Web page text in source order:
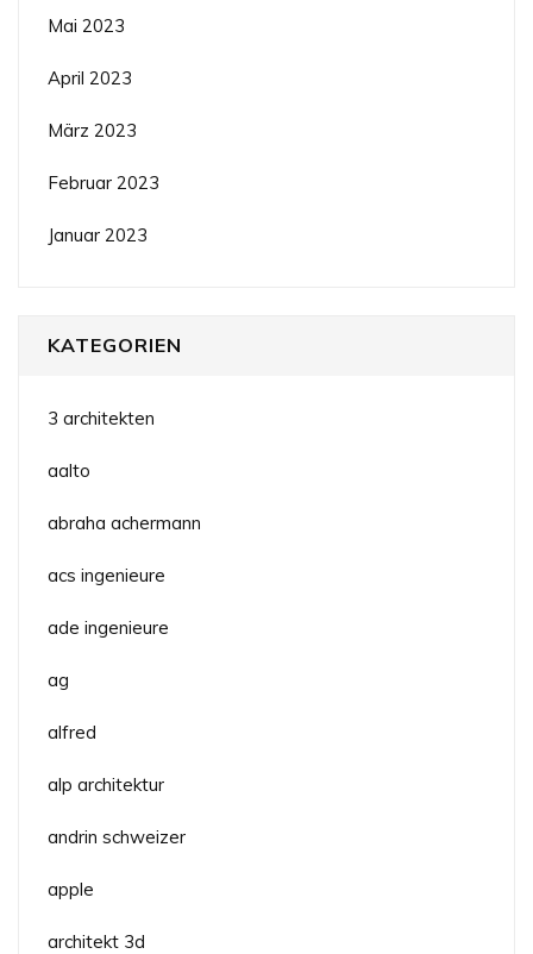
Mai 2023
April 2023
März 2023
Februar 2023
Januar 2023
KATEGORIEN
3 architekten
aalto
abraha achermann
acs ingenieure
ade ingenieure
ag
alfred
alp architektur
andrin schweizer
apple
architekt 3d